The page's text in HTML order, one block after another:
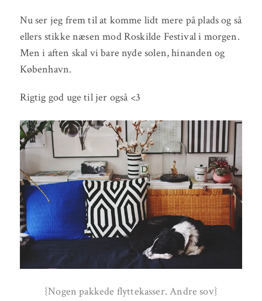
Nu ser jeg frem til at komme lidt mere på plads og så
ellers stikke næsen mod Roskilde Festival i morgen.
Men i aften skal vi bare nyde solen, hinanden og
København.
Rigtig god uge til jer også <3
{Nogen pakkede flyttekasser. Andre sov}